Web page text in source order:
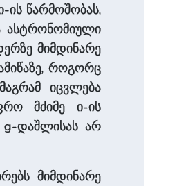
ის წარმოშობას,
ასტრონომიული
მიმდინარე
როგორც
იცვლება
მძიმე ი-ის
g-დაშლისას არ
მიმდინარე